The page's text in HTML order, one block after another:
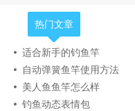
热门文章
适合新手的钓鱼竿
自动弹簧鱼竿使用方法
美人鱼鱼竿怎么样
钓鱼动态表情包